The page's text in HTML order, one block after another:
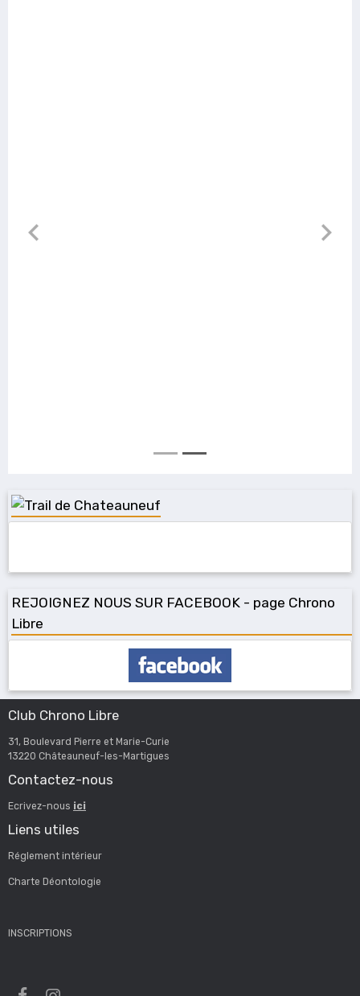
REJOIGNEZ NOUS SUR FACEBOOK - page Chrono
Libre
Club Chrono Libre
31, Boulevard Pierre et Marie-Curie
13220 Châteauneuf-les-Martigues
Contactez-nous
Ecrivez-nous ici
Liens utiles
Réglement intérieur
Charte Déontologie
INSCRIPTIONS